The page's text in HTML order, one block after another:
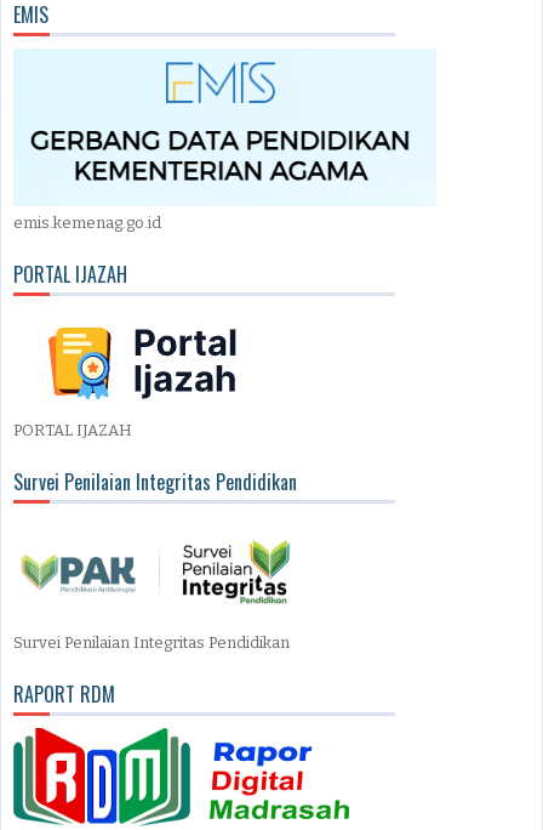
EMIS
emis.kemenag.go.id
PORTAL IJAZAH
PORTAL IJAZAH
Survei Penilaian Integritas Pendidikan
Survei Penilaian Integritas Pendidikan
RAPORT RDM